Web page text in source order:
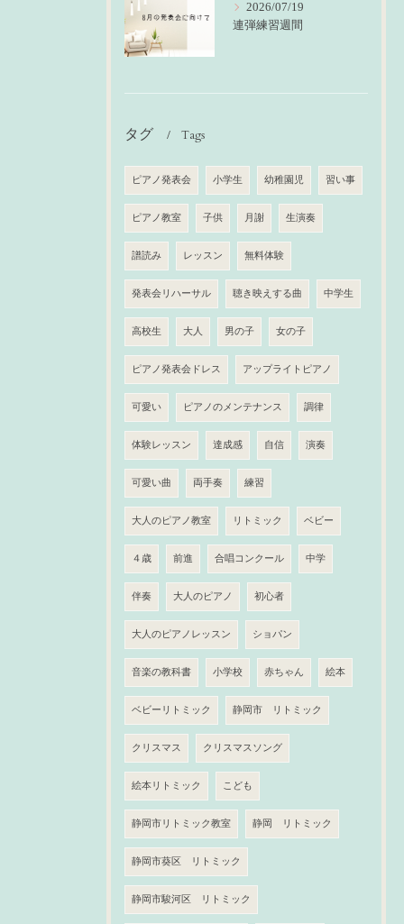
2026/07/19
連弾練習週間
タグ Tags
ピアノ発表会 小学生 幼稚園児 習い事
ピアノ教室 子供 月謝 生演奏
譜読み レッスン 無料体験
発表会リハーサル 聴き映えする曲 中学生
高校生 大人 男の子 女の子
ピアノ発表会ドレス アップライトピアノ
可愛い ピアノのメンテナンス 調律
体験レッスン 達成感 自信 演奏
可愛い曲 両手奏 練習
大人のピアノ教室 リトミック ベビー
４歳 前進 合唱コンクール 中学
伴奏 大人のピアノ 初心者
大人のピアノレッスン ショパン
音楽の教科書 小学校 赤ちゃん 絵本
ベビーリトミック 静岡市 リトミック
クリスマス クリスマスソング
絵本リトミック こども
静岡市リトミック教室 静岡 リトミック
静岡市葵区 リトミック
静岡市駿河区 リトミック